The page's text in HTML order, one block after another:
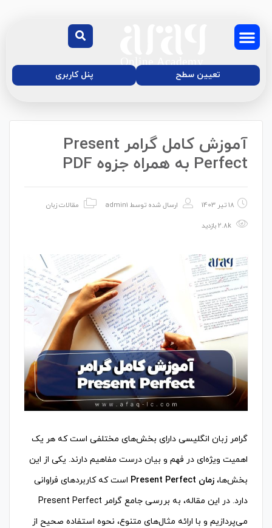
تعیین سطح پنل کاربری
آموزش کامل گرامر Present
Perfect به همراه جزوه PDF
18 تیر 1403 ارسال شده توسط admin1 مقالات زبان
گرامر زبان انگلیسی دارای بخش‌های مختلفی است که هر یک
اهمیت ویژه‌ای در فهم و بیان درست مفاهیم دارند. یکی از این
بخش‌ها، زمان Present Perfect
است که کاربردهای فراوانی
دارد. در این مقاله، به بررسی جامع گرامر Present Perfect
می‌پردازیم و با ارائه مثال‌های متنوع، نحوه استفاده صحیح از